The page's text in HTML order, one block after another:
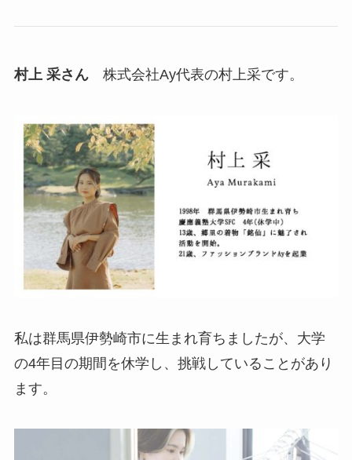
村上 采さん株式会社Ay代表の村上采です。
私は群馬県伊勢崎市に生まれ育ちましたが、大学
の4年目の期間を休学し、挑戦していることがあり
ます。